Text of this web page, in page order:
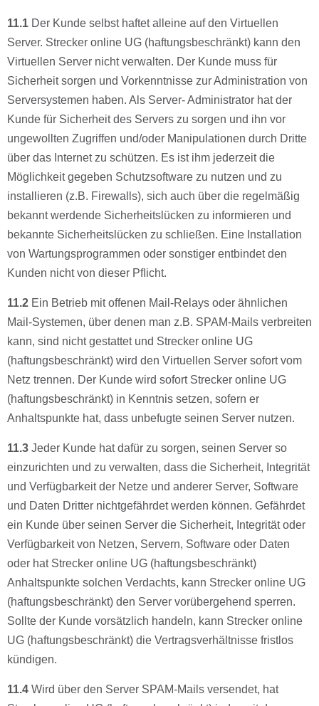
11.1 Der Kunde selbst haftet alleine auf den Virtuellen
Server. Strecker online UG (haftungsbeschränkt) kann den
Virtuellen Server nicht verwalten. Der Kunde muss für
Sicherheit sorgen und Vorkenntnisse zur Administration von
Serversystemen haben. Als Server- Administrator hat der
Kunde für Sicherheit des Servers zu sorgen und ihn vor
ungewollten Zugriffen und/oder Manipulationen durch Dritte
über das Internet zu schützen. Es ist ihm jederzeit die
Möglichkeit gegeben Schutzsoftware zu nutzen und zu
installieren (z.B. Firewalls), sich auch über die regelmäßig
bekannt werdende Sicherheitslücken zu informieren und
bekannte Sicherheitslücken zu schließen. Eine Installation
von Wartungsprogrammen oder sonstiger entbindet den
Kunden nicht von dieser Pﬂicht.
11.2 Ein Betrieb mit offenen Mail-Relays oder ähnlichen
Mail-Systemen, über denen man z.B. SPAM-Mails verbreiten
kann, sind nicht gestattet und Strecker online UG
(haftungsbeschränkt) wird den Virtuellen Server sofort vom
Netz trennen. Der Kunde wird sofort Strecker online UG
(haftungsbeschränkt) in Kenntnis setzen, sofern er
Anhaltspunkte hat, dass unbefugte seinen Server nutzen.
11.3 Jeder Kunde hat dafür zu sorgen, seinen Server so
einzurichten und zu verwalten, dass die Sicherheit, Integrität
und Verfügbarkeit der Netze und anderer Server, Software
und Daten Dritter nichtgefährdet werden können. Gefährdet
ein Kunde über seinen Server die Sicherheit, Integrität oder
Verfügbarkeit von Netzen, Servern, Software oder Daten
oder hat Strecker online UG (haftungsbeschränkt)
Anhaltspunkte solchen Verdachts, kann Strecker online UG
(haftungsbeschränkt) den Server vorübergehend sperren.
Sollte der Kunde vorsätzlich handeln, kann Strecker online
UG (haftungsbeschränkt) die Vertragsverhältnisse fristlos
kündigen.
11.4 Wird über den Server SPAM-Mails versendet, hat